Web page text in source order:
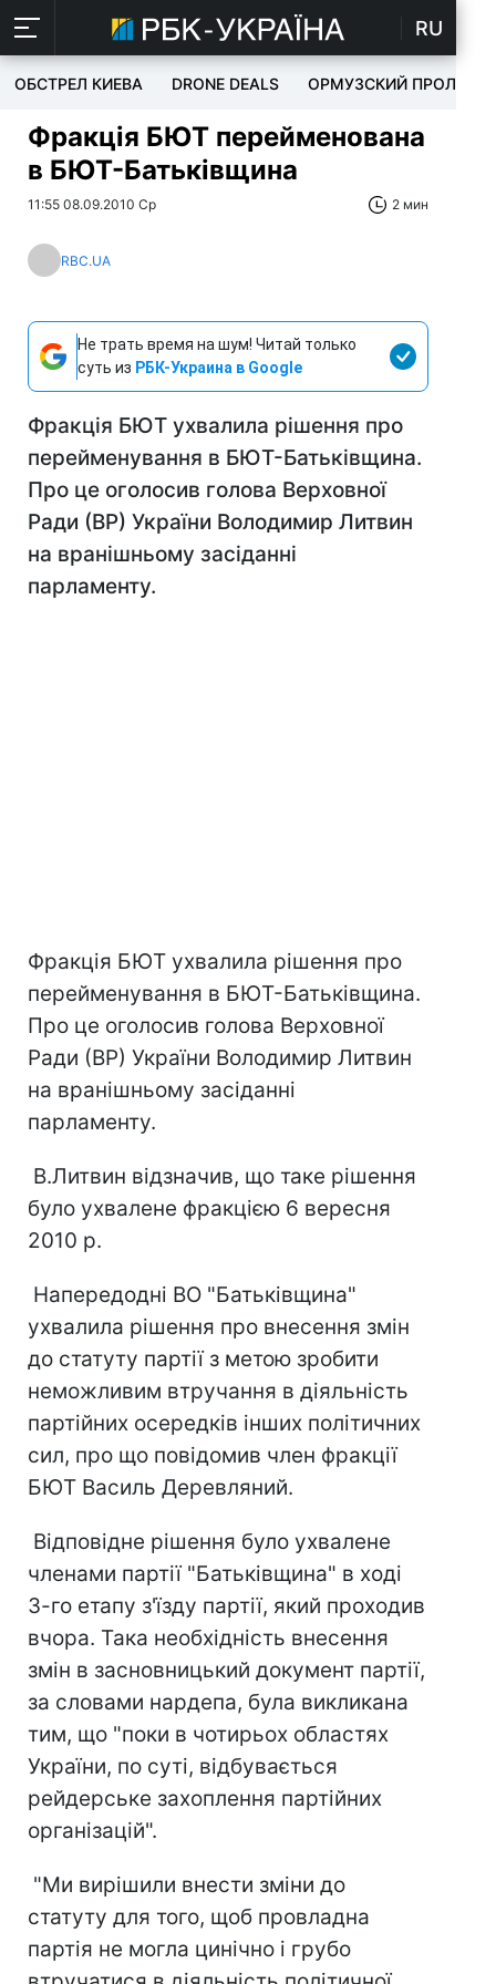
RU
ОБСТРЕЛ КИЕВА DRONE DEALS ОРМУЗСКИЙ ПРОЛИВ
Фракція БЮТ перейменована
в БЮТ-Батьківщина
11:55 08.09.2010 Ср 2 мин
RBC.UA
Не трать время на шум! Читай только
суть из РБК-Украина в Google
Фракція БЮТ ухвалила рішення про
перейменування в БЮТ-Батьківщина.
Про це оголосив голова Верховної
Ради (ВР) України Володимир Литвин
на вранішньому засіданні
парламенту.
Фракція БЮТ ухвалила рішення про
перейменування в БЮТ-Батьківщина.
Про це оголосив голова Верховної
Ради (ВР) України Володимир Литвин
на вранішньому засіданні
парламенту.
В.Литвин відзначив, що таке рішення
було ухвалене фракцією 6 вересня
2010 р.
Напередодні ВО "Батьківщина"
ухвалила рішення про внесення змін
до статуту партії з метою зробити
неможливим втручання в діяльність
партійних осередків інших політичних
сил, про що повідомив член фракції
БЮТ Василь Деревляний.
Відповідне рішення було ухвалене
членами партії "Батьківщина" в ході
3-го етапу з'їзду партії, який проходив
вчора. Така необхідність внесення
змін в засновницький документ партії,
за словами нардепа, була викликана
тим, що "поки в чотирьох областях
України, по суті, відбувається
рейдерське захоплення партійних
організацій".
"Ми вирішили внести зміни до
статуту для того, щоб провладна
партія не могла цинічно і грубо